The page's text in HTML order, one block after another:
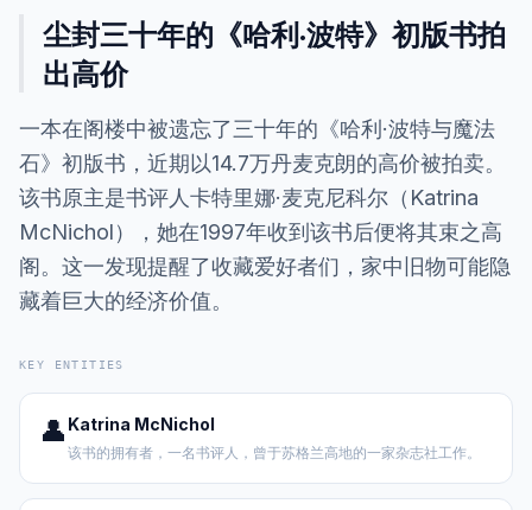
尘封三十年的《哈利·波特》初版书拍
出高价
一本在阁楼中被遗忘了三十年的《哈利·波特与魔法
石》初版书，近期以14.7万丹麦克朗的高价被拍卖。
该书原主是书评人卡特里娜·麦克尼科尔（Katrina
McNichol），她在1997年收到该书后便将其束之高
阁。这一发现提醒了收藏爱好者们，家中旧物可能隐
藏着巨大的经济价值。
KEY ENTITIES
👤 Katrina McNichol
该书的拥有者，一名书评人，曾于苏格兰高地的一家杂志社工作。